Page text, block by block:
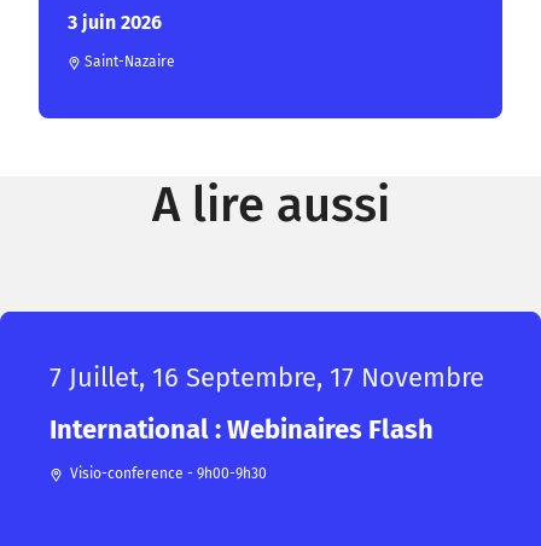
3 juin 2026
Saint-Nazaire
A lire aussi
7 Juillet, 16 Septembre, 17 Novembre
International : Webinaires Flash
Visio-conference - 9h00-9h30